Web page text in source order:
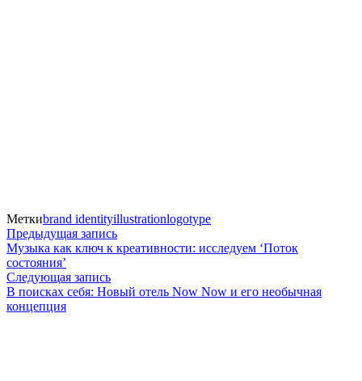
Меткиbrand identityillustrationlogotype
Навигация
по
записям
Предыдущая записьПредыдущая
запись:
Музыка как ключ к креативности: исследуем ‘Поток
состояния’
Следующая записьСледующая
запись:
В поисках себя: Новый отель Now Now и его необычная
концепция